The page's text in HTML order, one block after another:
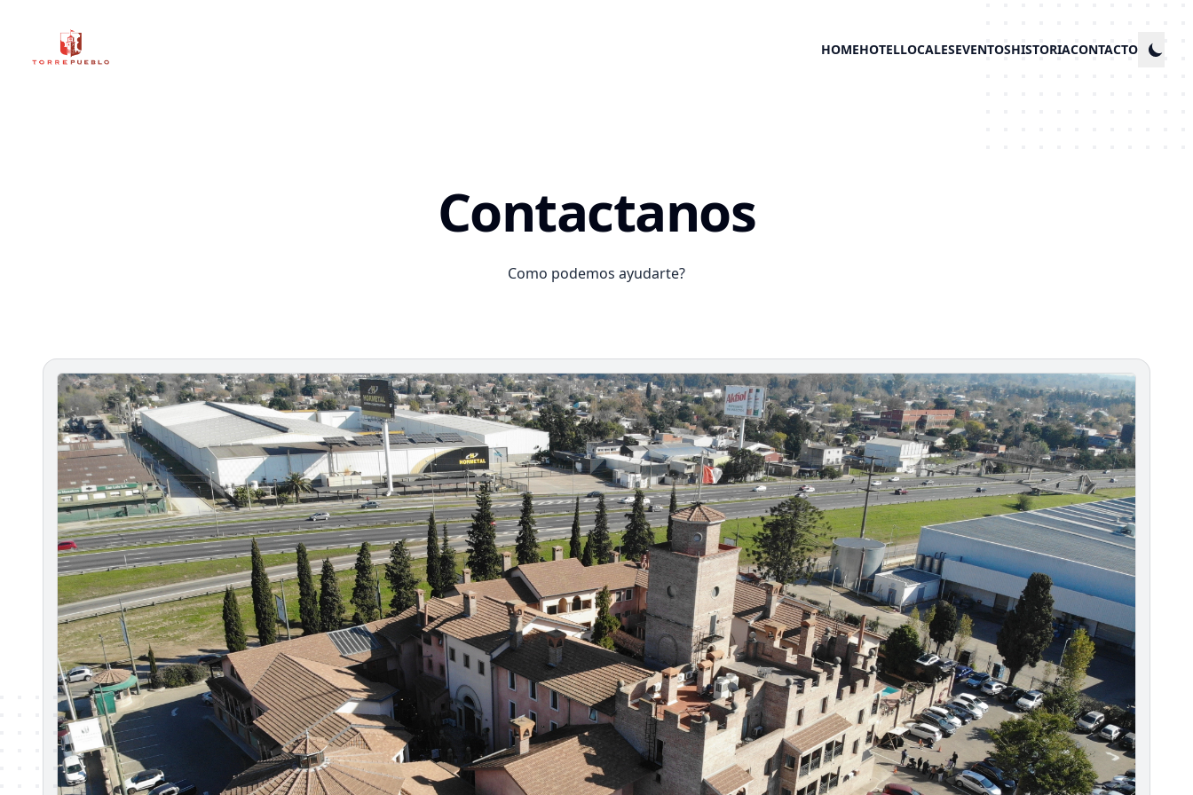
TorrePueblo HOMEHOTELLOCALESEVENTOSHISTORIACONTACTO
Contactanos
Como podemos ayudarte?